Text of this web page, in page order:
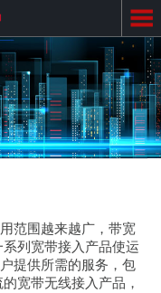
范围越来越广，带宽
列宽带接入产品使运
提供所需的服务，包
宽带无线接入产品，